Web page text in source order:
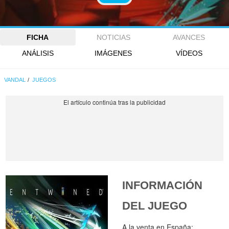
FICHA NOTICIAS
AVANCES
ANÁLISIS
IMÁGENES VÍDEOS
VANDAL JUEGOS
INFORMACIÓN
DEL JUEGO
A la venta en España: